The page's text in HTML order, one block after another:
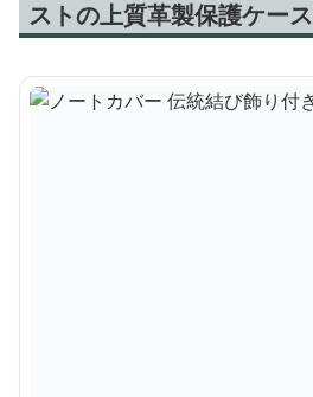
ストの上質革製保護ケース